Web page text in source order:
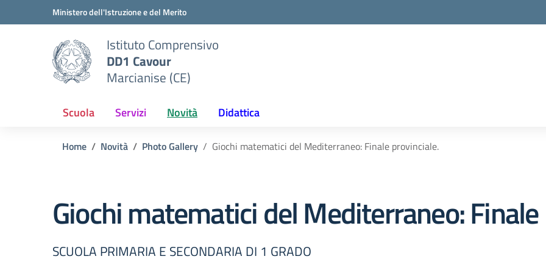
Vai ai contenuti
Vai al menu di navigazioneMinistero dell'Istruzione e del Merito
Istituto Comprensivo
DD1 Cavour
Marcianise (CE)
Scuola Servizi Novità Didattica
Home Novità Photo Gallery Giochi matematici del Mediterraneo: Finale provinciale.
Giochi matematici del Mediterraneo:
SCUOLA PRIMARIA E SECONDARIA DI 1 GRADO